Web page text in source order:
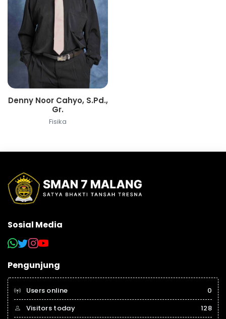
Denny Noor Cahyo, S.Pd.,
Gr.
Fisika
Sosial Media
Pengunjung
Users online
0
Visitors today
128